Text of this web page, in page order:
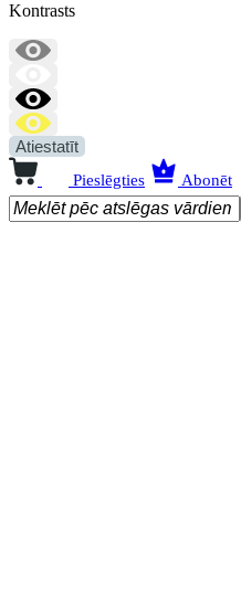
Kontrasts
Atiestatīt
Pieslēgties Abonēt